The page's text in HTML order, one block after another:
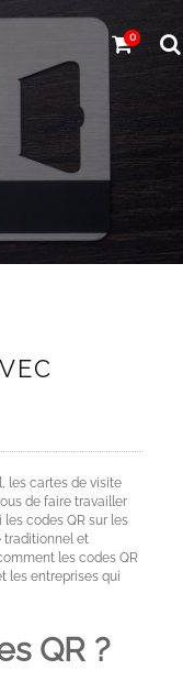
0
les cartes de visite
de faire travailler
codes QR sur les
traditionnel et
les codes QR
les entreprises qui
QR ?